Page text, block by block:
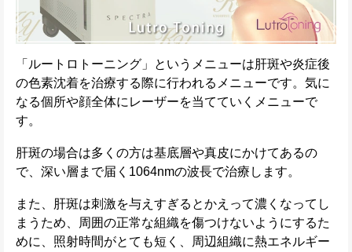
「ルートロトーニング」というメニューは肝斑や炎症後
の色素沈着を治療する際に行われるメニューです。気に
なる個所や顔全体にレーザーを当てていくメニューで
す。
肝斑の場合は多くの方は基底層や真皮にかけてあるの
で、深い層まで届く1064nmの波長で治療します。
また、肝斑は刺激を与えすぎるとかえって濃くなってし
まうため、周囲の正常な組織を傷つけないようにするた
めに、照射時間がとても短く、周辺組織に熱エネルギー